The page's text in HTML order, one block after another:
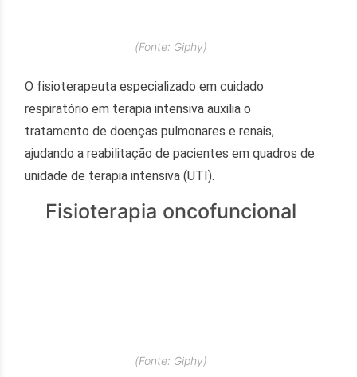
(Fonte: Giphy)
O fisioterapeuta especializado em cuidado
respiratório em terapia intensiva auxilia o
tratamento de doenças pulmonares e renais,
ajudando a reabilitação de pacientes em quadros de
unidade de terapia intensiva (UTI).
Fisioterapia oncofuncional
(Fonte: Giphy)